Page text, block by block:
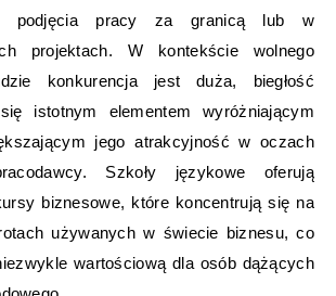
podjęcia pracy za granicą lub w
projektach. W kontekście wolnego
konkurencja jest duża, biegłość
istotnym elementem wyróżniającym
jego atrakcyjność w oczach
Szkoły językowe oferują
biznesowe, które koncentrują się na
używanych w świecie biznesu, co
wartościową dla osób dążących